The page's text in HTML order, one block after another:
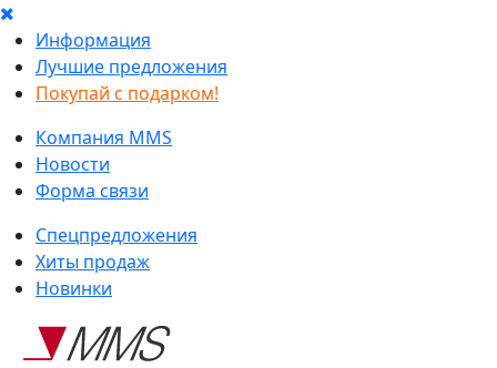
Информация
Лучшие предложения
Покупай с подарком!
Компания MMS
Новости
Форма связи
Спецпредложения
Хиты продаж
Новинки